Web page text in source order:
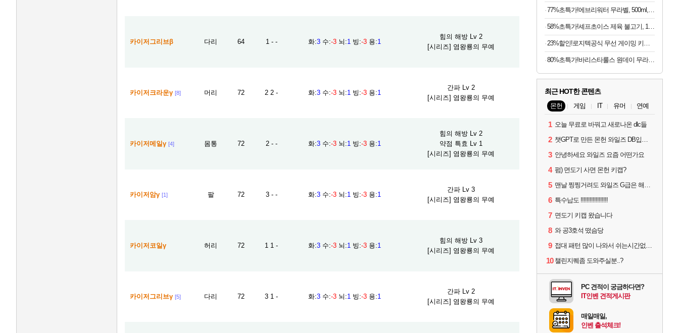
카이저그리브β 다리 64 1 - - 화:3 수:-3 뇌 :1 빙 :-3 용:1
힘의 해방 Lv 2
[시리즈] 염왕룡의 무예
카이저크라운γ [8] 머리 72 2 2 - 화:3 수:-3 뇌 :1 빙 :-3 용:1
간파 Lv 2
[시리즈] 염왕룡의 무예
카이저메일γ [4] 몸통 72 2 - - 화:3 수:-3 뇌 :1 빙 :-3 용:1
힘의 해방 Lv 2
약점 특효 Lv 1
[시리즈] 염왕룡의 무예
카이저암γ [1] 팔 72 3 - - 화:3 수:-3 뇌 :1 빙 :-3 용:1
간파 Lv 3
[시리즈] 염왕룡의 무예
카이저코일γ 허리 72 1 1 - 화:3 수:-3 뇌 :1 빙 :-3 용:1
힘의 해방 Lv 3
[시리즈] 염왕룡의 무예
카이저그리브γ [5] 다리 72 3 1 - 화:3 수:-3 뇌 :1 빙 :-3 용:1
간파 Lv 2
[시리즈] 염왕룡의 무예
77%초특가!에브리워터 무라벨, 500ml, 40개
58%초특가!셰프초이스 제육 불고기, 1.5kg, 1개
23%할인!로지텍공식 무선 게이밍 키보드 화이트, 갈축
80%초특가!바리스타룰스 원데이 무라벨, 아메리카노, 350ml, 20개
최근 HOT한 콘텐츠
몬헌 게임 IT 유머 연예
1 오늘 무료로 바꿔고 새로나온 dlc들
2 챗GPT로 만든 몬헌 와일즈 DB입니다.
3 안녕하세요 와일즈 요즘 어떤가요
4 펌) 면도기 사면 몬헌 키캡?
5 맨날 찡찡거려도 와일즈 G급은 해야하니까 접속 jpg
6 특수납도 !!!!!!!!!!!!!!!!!!
7 면도기 키캡 왔습니다
8 와 공3호석 떴슴당
9 접대 패턴 많이 나와서 쉬는시간없이 빡딜한것같은데..
10 챌린지퀘좀 도와주실분..?
PC 견적이 궁금하다면?
IT인벤 견적게시판
매일매일,
인벤 출석체크!